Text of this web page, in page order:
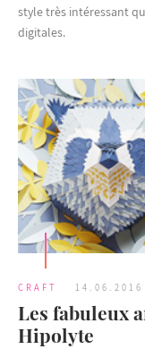
style très intéressant
digitales.
CRAFT 14.06.2016
Les fabuleux
Hipolyte